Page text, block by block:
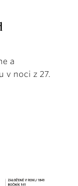
a
v noci z 27.